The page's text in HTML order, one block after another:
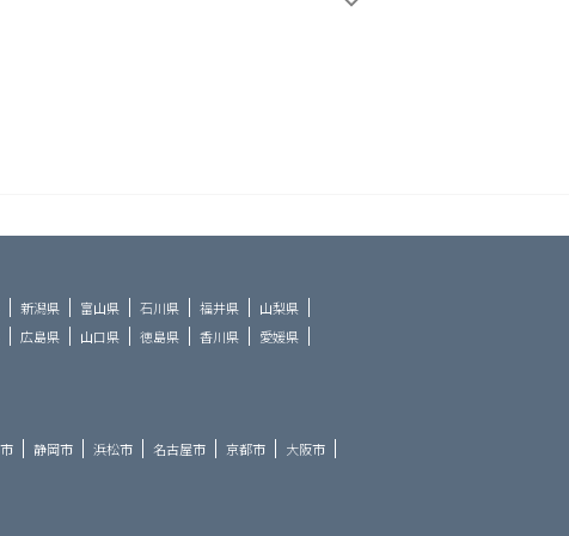
新潟県 富山県 石川県 福井県
山梨県
広島県 山口県 徳島県 香川県
愛媛県
静岡市 浜松市 名古屋市 京都市
大阪市